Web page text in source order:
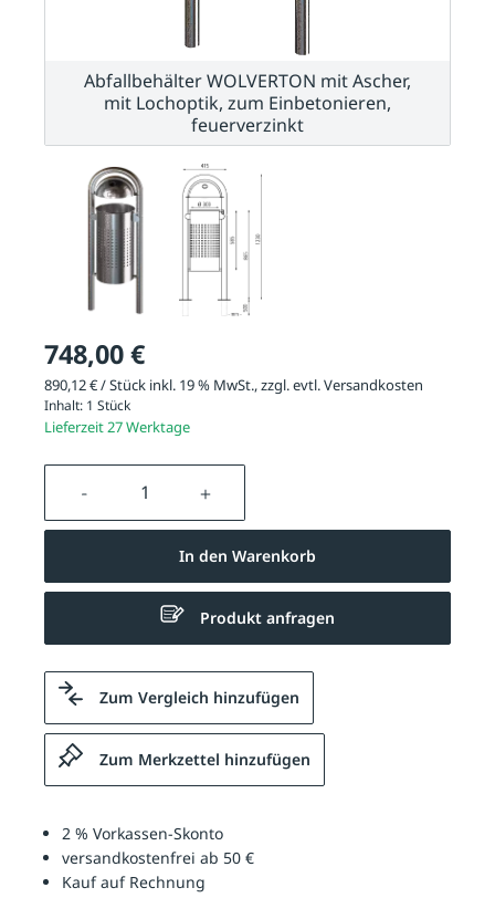
748,00 €
890,12 € / Stück inkl. 19 % MwSt., zzgl. evtl.Versandkosten
Inhalt: 1 Stück
Lieferzeit 27 Werktage
Produkt Anzahl: Gib den
In den Warenkorb
Produkt anfragen
Zum Vergleich hinzufügen
Zum Merkzettel hinzufügen
2 % Vorkassen-Skonto
versandkostenfrei ab 50 €
Kauf auf Rechnung
Abfallbehälter WOLVERTON mit Ascher,
mit Lochoptik, zum Einbetonieren,
feuerverzinkt